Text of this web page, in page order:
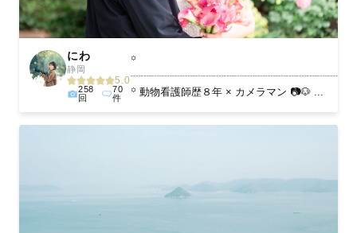
にわ
静岡
5.0
258
回
70
件
꙳
┈┈┈┈┈┈┈┈┈┈┈┈┈┈┈┈┈┈┈┈
꙳ 動物看護師歴８年 × カメラマン 📷🐶 ...